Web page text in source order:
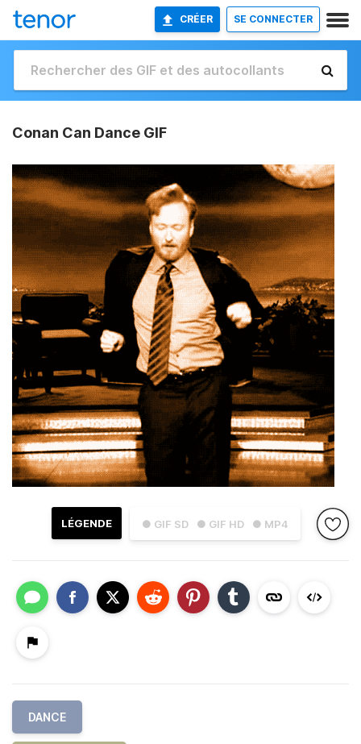
CRÉER SE CONNECTER
Conan Can Dance GIF
● GIF SD ● GIF HD ● MP4
LÉGENDE
DANCE